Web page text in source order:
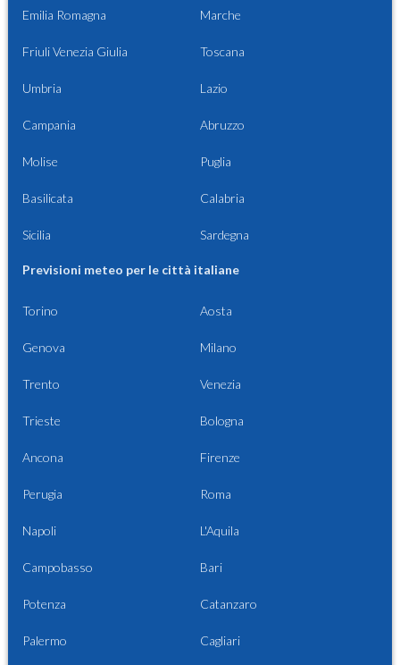
Emilia Romagna Marche
Friuli Venezia Giulia Toscana
Umbria Lazio
Campania Abruzzo
Molise Puglia
Basilicata Calabria
Sicilia Sardegna
Previsioni meteo per le città italiane
Torino Aosta
Genova Milano
Trento Venezia
Trieste Bologna
Ancona Firenze
Perugia Roma
Napoli L'Aquila
Campobasso Bari
Potenza Catanzaro
Palermo Cagliari